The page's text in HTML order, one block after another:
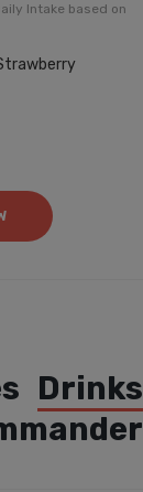
Intake based on
Drinks